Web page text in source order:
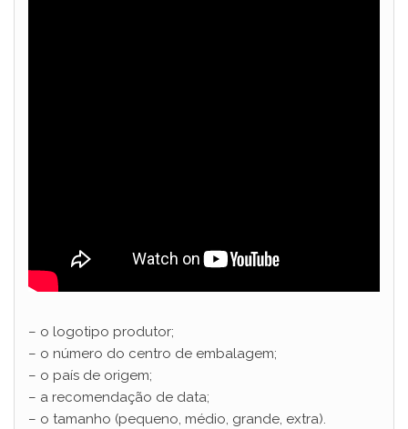
– o logotipo produtor;
– o número do centro de embalagem;
– o país de origem;
– a recomendação de data;
– o tamanho (pequeno, médio, grande, extra).